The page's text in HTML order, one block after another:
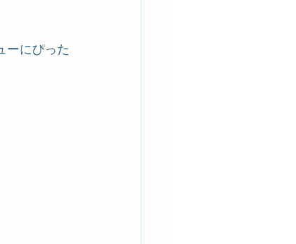
ーにぴった